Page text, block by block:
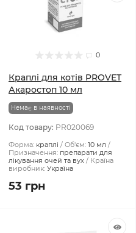
0
Краплі для котів PROVET
Акаростоп 10 мл
Немає в наявності
Код товару: PR020069
Форма: краплі Об'єм: 10 мл
Призначення: препарати для
лікування очей та вух
Країна
виробник: Україна
53 грн